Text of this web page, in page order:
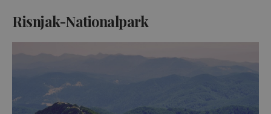
Risnjak-Nationalpark